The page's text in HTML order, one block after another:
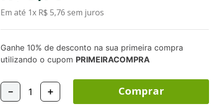
Em até 1x R$ 5,76 sem juros
Ganhe 10% de desconto na sua primeira compra
utilizando o cupom PRIMEIRACOMPRA
＋
－ Comprar